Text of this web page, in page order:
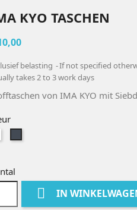
KYO TASCHEN
belasting
If not specified
takes 2 to 3 work days
von IMA KYO mit
 IN